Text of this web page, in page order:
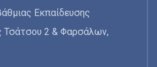
Εκπαίδευσης
Τσάτσου 2 & Φαρσάλων,